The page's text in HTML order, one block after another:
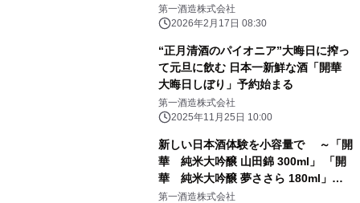
ベント」
第一酒造株式会社
2026年2月17日 08:30
“正月清酒のパイオニア”大晦日に搾っ
て元旦に飲む 日本一新鮮な酒「開華
大晦日しぼり」予約始まる
第一酒造株式会社
2025年11月25日 10:00
新しい日本酒体験を小容量で ～「開
華 純米大吟醸 山田錦 300ml」 「開
華 純米大吟醸 夢ささら 180ml」新
発売～
第一酒造株式会社